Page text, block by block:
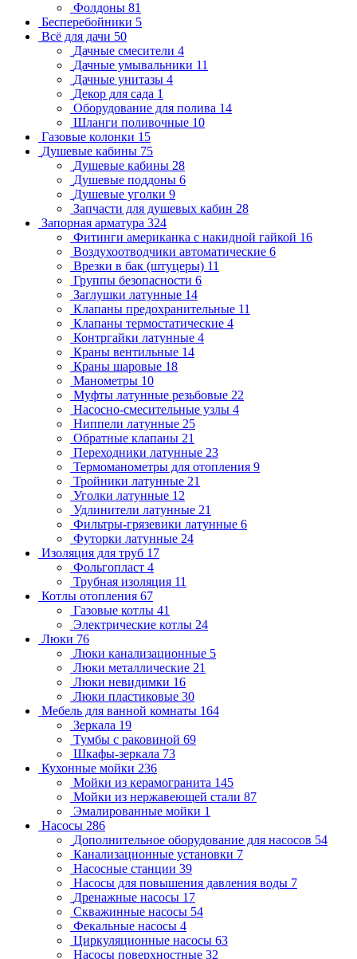
Фолдоны 81
Бесперебойники 5
Всё для дачи 50
Дачные смесители 4
Дачные умывальники 11
Дачные унитазы 4
Декор для сада 1
Оборудование для полива 14
Шланги поливочные 10
Газовые колонки 15
Душевые кабины 75
Душевые кабины 28
Душевые поддоны 6
Душевые уголки 9
Запчасти для душевых кабин 28
Запорная арматура 324
Фитинги американка с накидной гайкой 16
Воздухоотводчики автоматические 6
Врезки в бак (штуцеры) 11
Группы безопасности 6
Заглушки латунные 14
Клапаны предохранительные 11
Клапаны термостатические 4
Контргайки латунные 4
Краны вентильные 14
Краны шаровые 18
Манометры 10
Муфты латунные резьбовые 22
Насосно-смесительные узлы 4
Ниппели латунные 25
Обратные клапаны 21
Переходники латунные 23
Термоманометры для отопления 9
Тройники латунные 21
Уголки латунные 12
Удлинители латунные 21
Фильтры-грязевики латунные 6
Футорки латунные 24
Изоляция для труб 17
Фольгопласт 4
Трубная изоляция 11
Котлы отопления 67
Газовые котлы 41
Электрические котлы 24
Люки 76
Люки канализационные 5
Люки металлические 21
Люки невидимки 16
Люки пластиковые 30
Мебель для ванной комнаты 164
Зеркала 19
Тумбы с раковиной 69
Шкафы-зеркала 73
Кухонные мойки 236
Мойки из керамогранита 145
Мойки из нержавеющей стали 87
Эмалированные мойки 1
Насосы 286
Дополнительное оборудование для насосов 54
Канализационные установки 7
Насосные станции 39
Насосы для повышения давления воды 7
Дренажные насосы 17
Скважинные насосы 54
Фекальные насосы 4
Циркуляционные насосы 63
Насосы поверхностные 32